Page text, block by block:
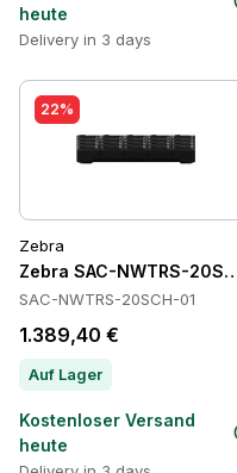
heute
Delivery in 3 days
22%
Zebra
Zebra SAC-NWTRS-
SAC-NWTRS-20SCH-01
1.389,40 €
Auf Lager
Kostenloser Versand
heute